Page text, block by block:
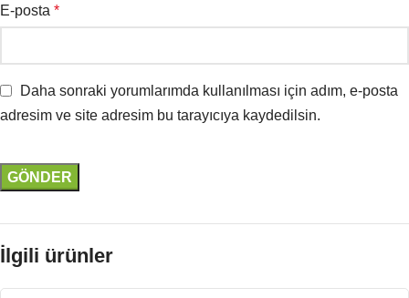
E-posta *
Daha sonraki yorumlarımda kullanılması için adım, e-posta
adresim ve site adresim bu tarayıcıya kaydedilsin.
İlgili ürünler